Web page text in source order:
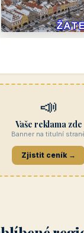
📣
Vaše reklama zde
Banner na titulní
Zjistit ceník →